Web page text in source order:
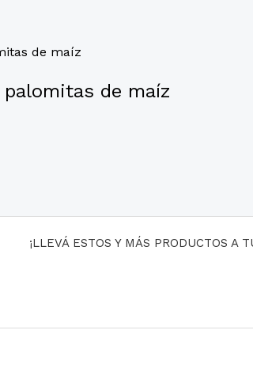
palomitas de maíz
¡LLEVÁ ESTOS Y MÁS PRODUCTOS A